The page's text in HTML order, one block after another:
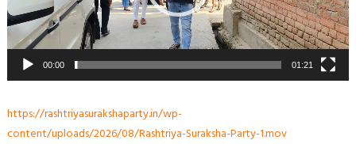
00:00 01:21
https://rashtriyasurakshaparty.in/wp-
content/uploads/2026/08/Rashtriya-Suraksha-Party-1.mov